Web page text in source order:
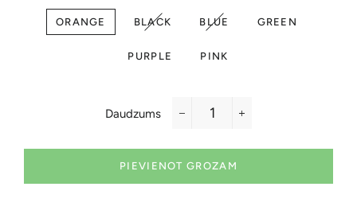
ORANGE BLACK BLUE GREEN
PURPLE PINK
Daudzums
PIEVIENOT GROZAM